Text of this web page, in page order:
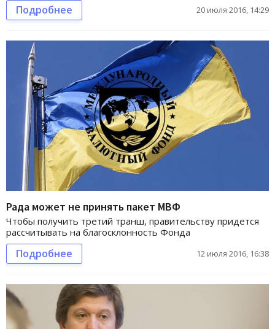
Подробнее 20 июля 2016, 14:29
Рада может не принять пакет МВФ
Чтобы получить третий транш, правительству придется
рассчитывать на благосклонность Фонда
Подробнее 12 июля 2016, 16:38